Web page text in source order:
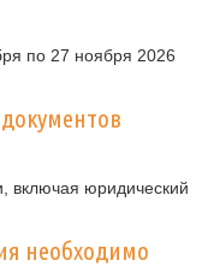
по 27 ноября 2026
включая юридический
необходимо